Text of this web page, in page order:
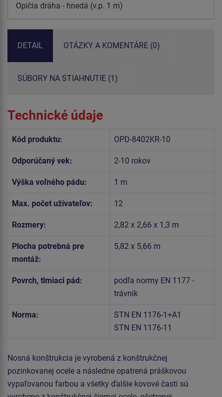
Opičia dráha - hnedá (v.p. 1 m)
DETAIL OTÁZKY A KOMENTÁRE (0)
SÚBORY NA STIAHNUTIE (1)
Technické údaje
Kód produktu: OPD-8402KR-10
Odporúčaný vek: 2-10 rokov
Výška voľného pádu: 1 m
Max. počet užívateľov: 12
Rozmery: 2,82 x 2,66 x 1,3 m
Plocha potrebná pre
montáž:
5,82 x 5,66 m
Povrch, tlmiaci pád:
podľa normy EN 1177 -
trávnik
Norma:
STN EN 1176-1+A1
STN EN 1176-11
Nosná konštrukcia je vyrobená z konštrukčnej
pozinkovanej ocele a následne opatrená práškovou
vypaľovanou farbou a všetky ďalšie kovové časti sú